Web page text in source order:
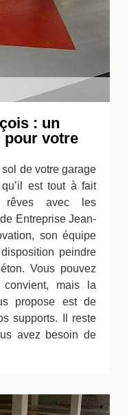
: un
pour votre
de votre garage
est tout à fait
rêves avec les
Entreprise Jean-
son équipe
peindre
Vous pouvez
mais la
propose est de
supports. Il reste
avez besoin de